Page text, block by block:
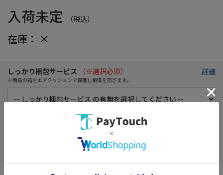
入荷未定 （税込）
在庫： ×
しっかり梱包サービス （※選択必須）
※商品の箱をエアクッションで保護し損傷を防ぎます。
詳細
在庫がありません